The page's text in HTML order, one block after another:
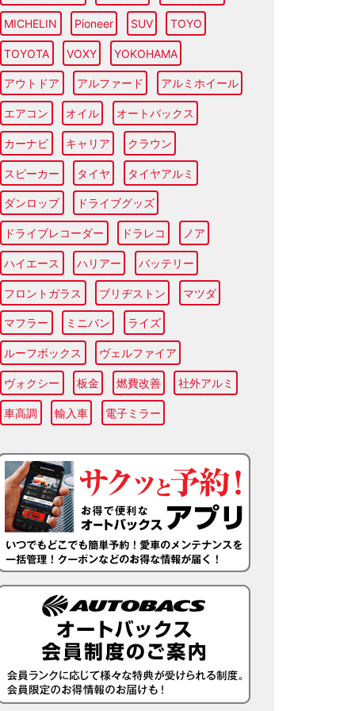
MICHELIN Pioneer SUV TOYO
TOYOTA VOXY YOKOHAMA
アウトドア アルファード アルミホイール
エアコン オイル オートバックス
カーナビ キャリア クラウン
スピーカー タイヤ タイヤアルミ
ダンロップ ドライブグッズ
ドライブレコーダー ドラレコ ノア
ハイエース ハリアー バッテリー
フロントガラス ブリヂストン マツダ
マフラー ミニバン ライズ
ルーフボックス ヴェルファイア
ヴォクシー 板金 燃費改善 社外アルミ
車高調 輸入車 電子ミラー